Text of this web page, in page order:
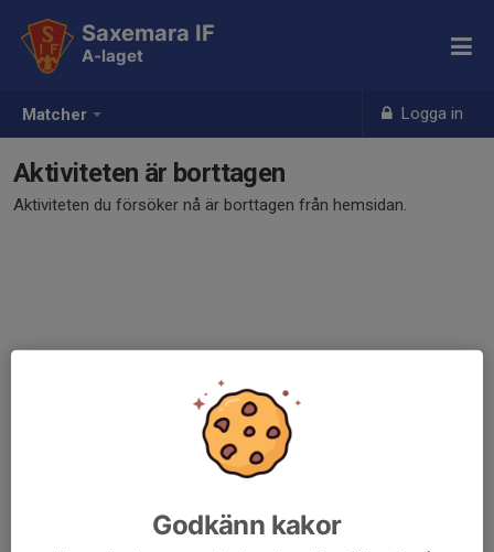
Matcher Logga in
Saxemara IF
A-laget
Aktiviteten är borttagen
Aktiviteten du försöker nå är borttagen från hemsidan.
Godkänn kakor